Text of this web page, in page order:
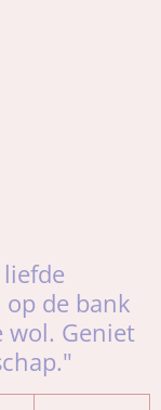
de bank
wol. Geniet